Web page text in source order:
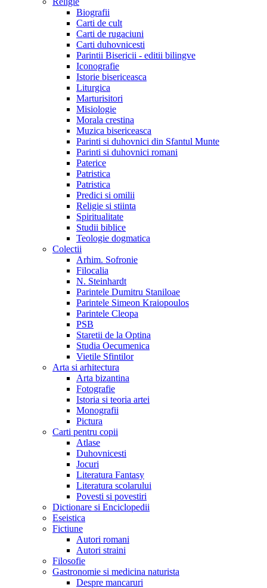
Biografii
Carti de cult
Carti de rugaciuni
Carti duhovnicesti
Parintii Bisericii - editii bilingve
Iconografie
Istorie bisericeasca
Liturgica
Marturisitori
Misiologie
Morala crestina
Muzica bisericeasca
Parinti si duhovnici din Sfantul Munte
Parinti si duhovnici romani
Paterice
Patristica
Patristica
Predici si omilii
Religie si stiinta
Spiritualitate
Studii biblice
Teologie dogmatica
Colectii
Arhim. Sofronie
Filocalia
N. Steinhardt
Parintele Dumitru Staniloae
Parintele Simeon Kraiopoulos
Parintele Cleopa
PSB
Staretii de la Optina
Studia Oecumenica
Vietile Sfintilor
Arta si arhitectura
Arta bizantina
Fotografie
Istoria si teoria artei
Monografii
Pictura
Carti pentru copii
Atlase
Duhovnicesti
Jocuri
Literatura Fantasy
Literatura scolarului
Povesti si povestiri
Dictionare si Enciclopedii
Eseistica
Fictiune
Autori romani
Autori straini
Filosofie
Gastronomie si medicina naturista
Despre mancaruri